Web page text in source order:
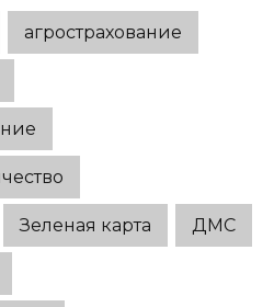
агрострахование
Зеленая карта ДМС